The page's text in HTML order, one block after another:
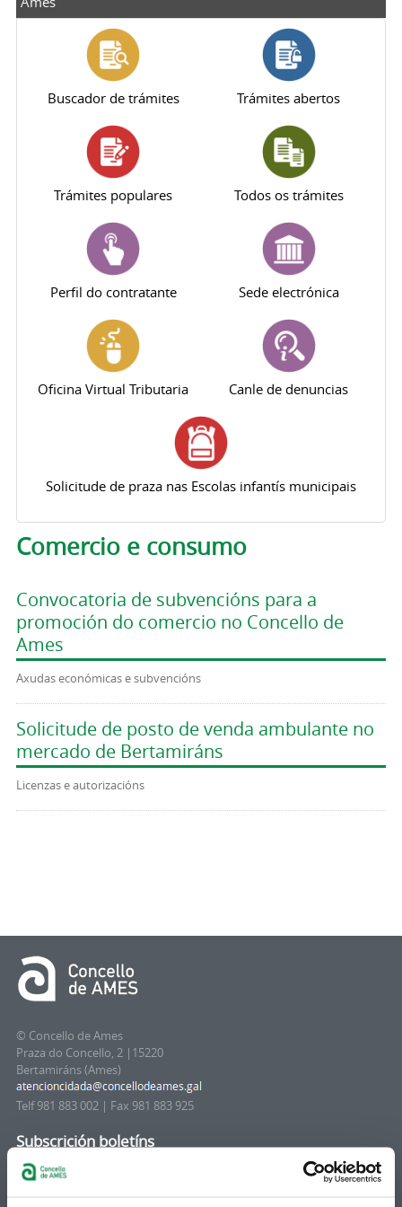
Buscador de trámites Trámites abertos
Trámites populares Todos os trámites
Perfil do contratante Sede electrónica
Oficina Virtual Tributaria Canle de denuncias
Solicitude de praza nas Escolas infantís municipais
Comercio e consumo
Convocatoria de subvencións para a
promoción do comercio no Concello de
Ames
Axudas económicas e subvencións
Solicitude de posto de venda ambulante no
mercado de Bertamiráns
Licenzas e autorizacións
© Concello de Ames
Praza do Concello, 2 |15220
Bertamiráns (Ames)
Telf 981 883 002 | Fax 981 883 925
Subscrición boletíns
Podes recibir a información publicada na web